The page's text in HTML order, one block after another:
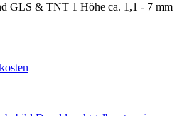
GLS & TNT 1 Höhe ca. 1,1 - 7 mm